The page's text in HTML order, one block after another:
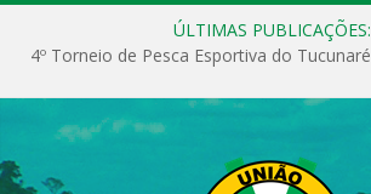
ÚLTIMAS PUBLICAÇÕES: